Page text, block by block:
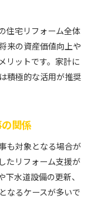
ネ化を実現
請ポイント
方法
く理解
とは
チェック
工事補助
い選択
住宅リフォーム全体
来の資産価値向上や
リットです。家計に
積極的な活用が推奨
関係
も対象となる場合が
たリフォーム支援が
水道設備の更新、
なるケースが多いで